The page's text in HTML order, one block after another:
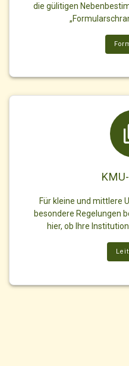
die gülitigen
Für kleine und mittlere
besondere Regelungen
hier, ob Ihre